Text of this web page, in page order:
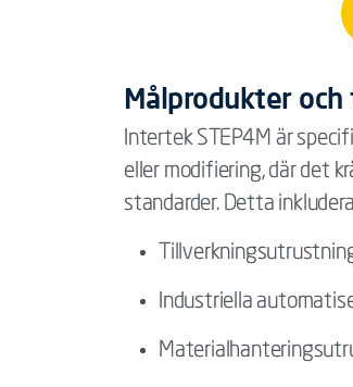
Målprodukter
Intertek STEP4M är
eller modifiering, där det
standarder. Detta
Industriella